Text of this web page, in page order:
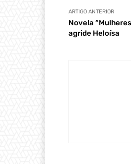
ARTIGO ANTERIOR
Novela
agride Heloísa